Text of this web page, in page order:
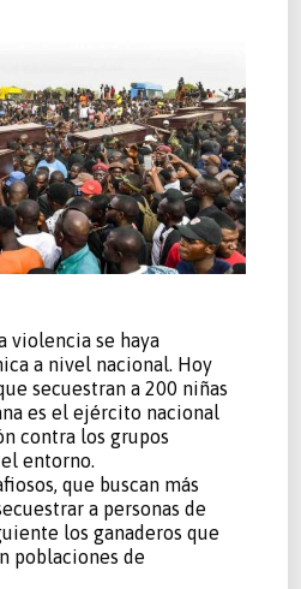
violencia se haya
a nivel nacional. Hoy
secuestran a 200 niñas
es el ejército nacional
contra los grupos
entorno.
que buscan más
a personas de
los ganaderos que
poblaciones de